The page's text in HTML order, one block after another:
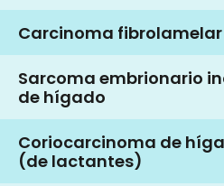
Carcinoma fibrolamelar
Sarcoma embrionario
de hígado
Coriocarcinoma de
(de lactantes)